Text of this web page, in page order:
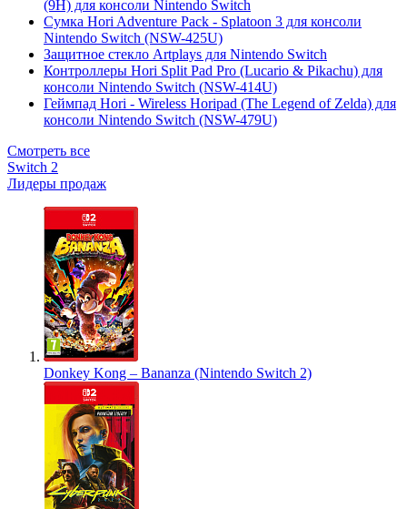
(9H) для консоли Nintendo Switch
Сумка Hori Adventure Pack - Splatoon 3 для консоли
Nintendo Switch (NSW-425U)
Защитное стекло Artplays для Nintendo Switch
Контроллеры Hori Split Pad Pro (Lucario & Pikachu) для
консоли Nintendo Switch (NSW-414U)
Геймпад Hori - Wireless Horipad (The Legend of Zelda) для
консоли Nintendo Switch (NSW-479U)
Смотреть все
Switch 2
Лидеры продаж
Donkey Kong – Bananza (Nintendo Switch 2)